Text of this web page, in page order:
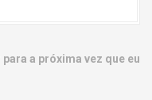
a próxima vez que eu